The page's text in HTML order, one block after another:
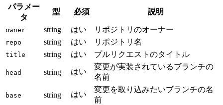
パラメー
タ
型 必須 説明
owner string はい リポジトリのオーナー
repo string はい リポジトリ名
title string はい プルリクエストのタイトル
head string はい
変更が実装されているブランチの
名前
base string はい
変更を取り込みたいブランチの名
前